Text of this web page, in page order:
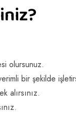
olursunuz.
bir şekilde
alırsınız.